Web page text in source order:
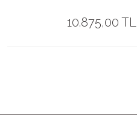
10.875,00 TL